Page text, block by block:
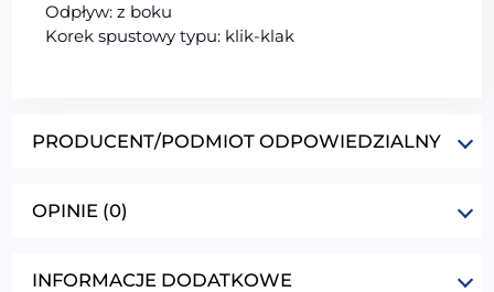
Odpływ: z boku
Korek spustowy typu: klik-klak
PRODUCENT/PODMIOT ODPOWIEDZIALNY
OPINIE (0)
INFORMACJE DODATKOWE